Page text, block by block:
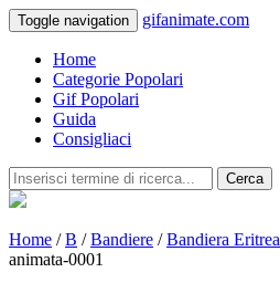
Toggle navigation gifanimate.com
Home
Categorie Popolari
Gif Popolari
Guida
Consigliaci
Cerca
Home /B /Bandiere /Bandiera Eritrea
animata-0001